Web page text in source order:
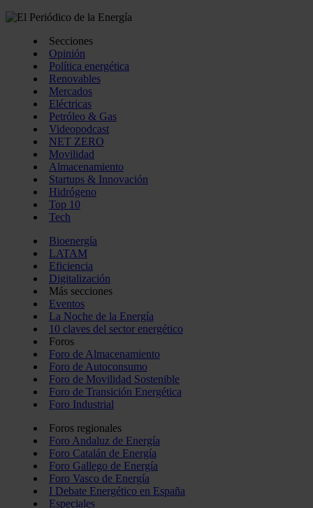
Secciones
Opinión
Política energética
Renovables
Mercados
Eléctricas
Petróleo & Gas
Videopodcast
NET ZERO
Movilidad
Almacenamiento
Startups & Innovación
Hidrógeno
Top 10
Tech
Bioenergía
LATAM
Eficiencia
Digitalización
Más secciones
Eventos
La Noche de la Energía
10 claves del sector energético
Foros
Foro de Almacenamiento
Foro de Autoconsumo
Foro de Movilidad Sostenible
Foro de Transición Energética
Foro Industrial
Foros regionales
Foro Andaluz de Energía
Foro Catalán de Energía
Foro Gallego de Energía
Foro Vasco de Energía
I Debate Energético en España
Especiales